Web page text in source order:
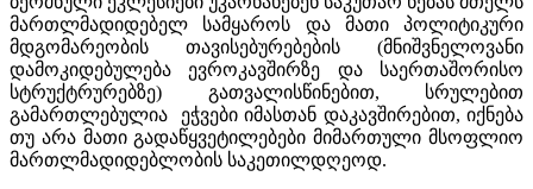
მართლმადიდებელ სამყაროს და მათი პოლიტიკური
მდგომარეობის თავისებურებების (მნიშვნელოვანი
დამოკიდებულება ევროკავშირზე და საერთაშორისო
სტრუქტრურებზე) გათვალისწინებით, სრულებით
გამართლებულია ეჭვები იმასთან დაკავშირებით, იქნება
თუ არა მათი გადაწყვეტილებები მიმართული მსოფლიო
მართლმადიდებლობის საკეთილდღეოდ.